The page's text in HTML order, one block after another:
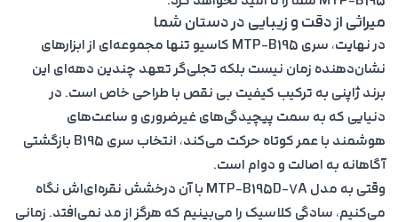
میراثی از دقت و زیبایی در دستان شما
در نهایت، سری MTP-B195 کاسیو تنها مجموعه‌ای از ابزارهای
نشان‌دهنده زمان نیست بلکه تجلی‌گر تعهد چندین دهه‌ای این
برند ژاپنی به ترکیب کیفیت بی نقص با طراحی خاص است. در
دنیایی که به سمت پیچیدگی‌های غیرضروری و ساعت‌های
هوشمند با عمر کوتاه حرکت می‌کند، انتخاب سری B195 بازگشتی
آگاهانه به اصالت و دوام است.
وقتی به مدل MTP-B195D-7A با آن درخشش نقره‌ای‌اش نگاه
می‌کنیم، سادگی کلاسیک را می‌بینیم که هرگز از مد نمی‌افتد. زمانی